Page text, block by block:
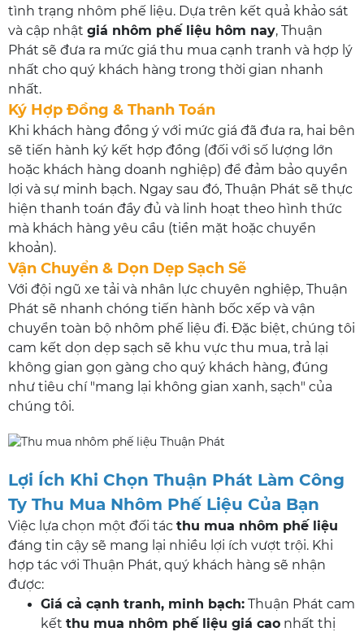
tình trạng nhôm phế liệu. Dựa trên kết quả khảo sát
và cập nhật giá nhôm phế liệu hôm nay, Thuận
Phát sẽ đưa ra mức giá thu mua cạnh tranh và hợp lý
nhất cho quý khách hàng trong thời gian nhanh
nhất.
Ký Hợp Đồng & Thanh Toán
Khi khách hàng đồng ý với mức giá đã đưa ra, hai bên
sẽ tiến hành ký kết hợp đồng (đối với số lượng lớn
hoặc khách hàng doanh nghiệp) để đảm bảo quyền
lợi và sự minh bạch. Ngay sau đó, Thuận Phát sẽ thực
hiện thanh toán đầy đủ và linh hoạt theo hình thức
mà khách hàng yêu cầu (tiền mặt hoặc chuyển
khoản).
Vận Chuyển & Dọn Dẹp Sạch Sẽ
Với đội ngũ xe tải và nhân lực chuyên nghiệp, Thuận
Phát sẽ nhanh chóng tiến hành bốc xếp và vận
chuyển toàn bộ nhôm phế liệu đi. Đặc biệt, chúng tôi
cam kết dọn dẹp sạch sẽ khu vực thu mua, trả lại
không gian gọn gàng cho quý khách hàng, đúng
như tiêu chí "mang lại không gian xanh, sạch" của
chúng tôi.
Lợi Ích Khi Chọn Thuận Phát Làm Công
Ty Thu Mua Nhôm Phế Liệu Của Bạn
Việc lựa chọn một đối tác thu mua nhôm phế liệu
đáng tin cậy sẽ mang lại nhiều lợi ích vượt trội. Khi
hợp tác với Thuận Phát, quý khách hàng sẽ nhận
được:
Giá cả cạnh tranh, minh bạch: Thuận Phát cam
kết thu mua nhôm phế liệu giá cao nhất thị